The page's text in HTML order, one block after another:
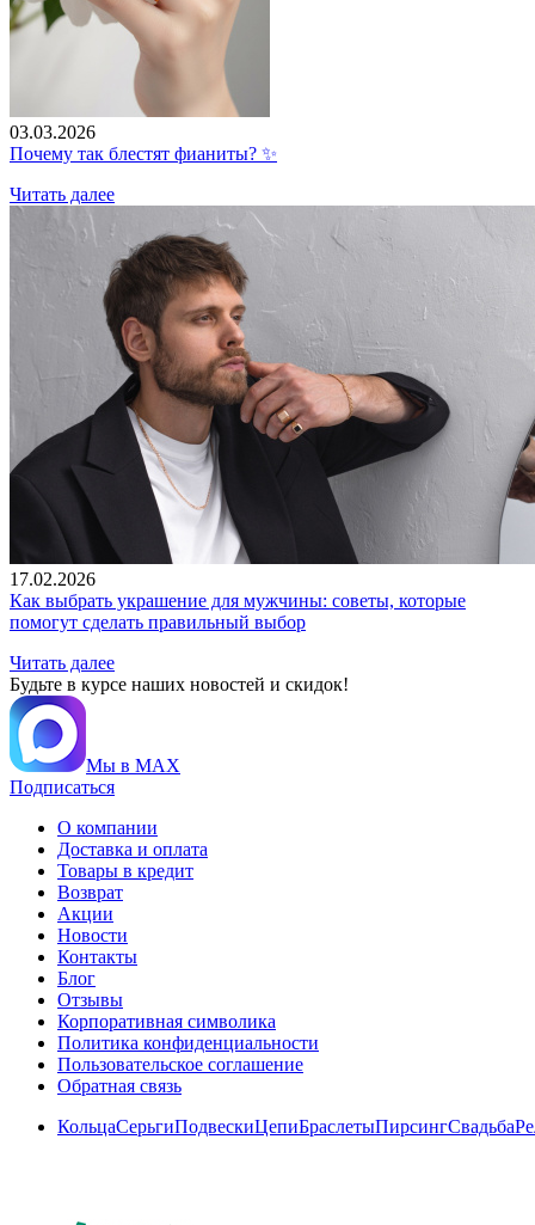
03.03.2026
Почему так блестят фианиты? ✨
Читать далее
17.02.2026
Как выбрать украшение для мужчины: советы, которые
помогут сделать правильный выбор
Читать далее
Будьте в курсе наших новостей и скидок!
Мы в MAX
Подписаться
О компании
Доставка и оплата
Товары в кредит
Возврат
Акции
Новости
Контакты
Блог
Отзывы
Корпоративная символика
Политика конфиденциальности
Пользовательское соглашение
Обратная связь
КольцаСерьгиПодвескиЦепиБраслетыПирсингСвадьба